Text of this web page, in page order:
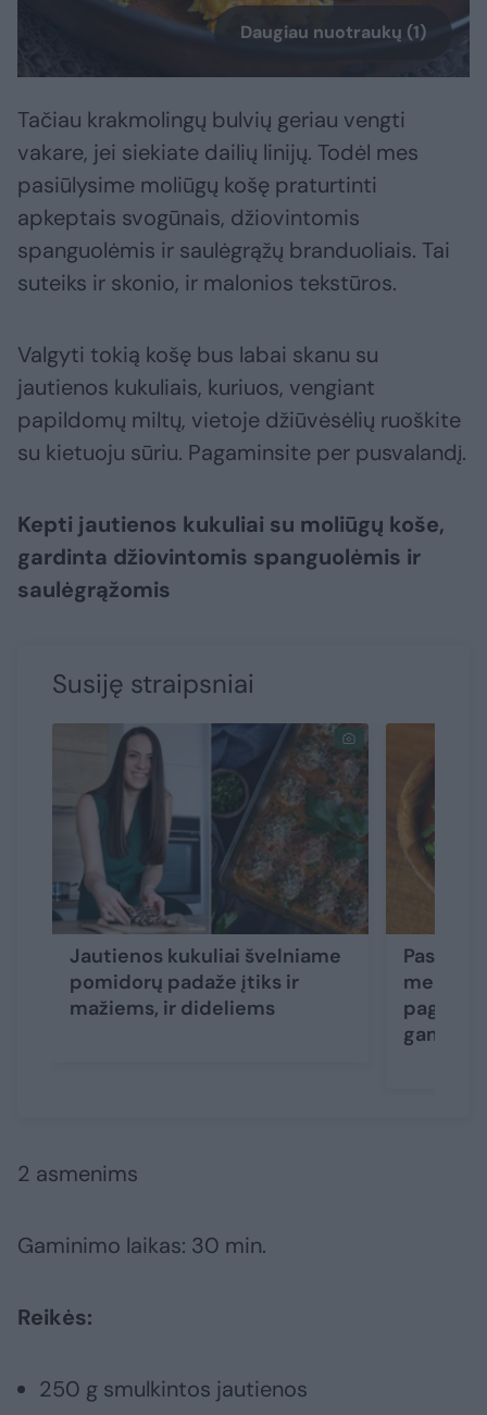
Daugiau nuotraukų (1)
Tačiau krakmolingų bulvių geriau vengti
vakare, jei siekiate dailių linijų. Todėl mes
pasiūlysime moliūgų košę praturtinti
apkeptais svogūnais, džiovintomis
spanguolėmis ir saulėgrąžų branduoliais. Tai
suteiks ir skonio, ir malonios tekstūros.
Valgyti tokią košę bus labai skanu su
jautienos kukuliais, kuriuos, vengiant
papildomų miltų, vietoje džiūvėsėlių ruoškite
su kietuoju sūriu. Pagaminsite per pusvalandį.
Kepti jautienos kukuliai su moliūgų koše,
gardinta džiovintomis spanguolėmis ir
saulėgrąžomis
Susiję straipsniai
Jautienos kukuliai švelniame
pomidorų padaže įtiks ir
mažiems, ir dideliems
pagal K.
2 asmenims
Gaminimo laikas: 30 min.
Reikės:
250 g smulkintos jautienos